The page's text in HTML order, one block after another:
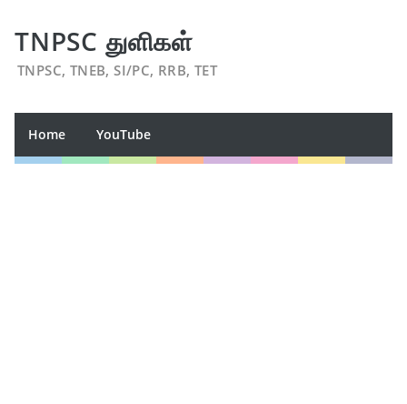
TNPSC துளிகள்
TNPSC, TNEB, SI/PC, RRB, TET
Home YouTube